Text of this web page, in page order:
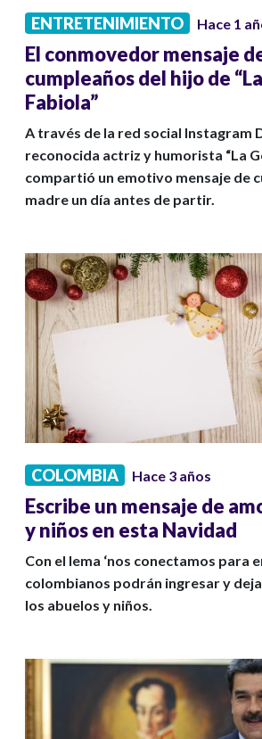
ENTRETENIMIENTO Hace 1
El conmovedor mensaje
cumpleaños del hijo de
Fabiola”
A través de la red social Instagram
reconocida actriz y humorista “La
compartió un emotivo mensaje de
madre un día antes de partir.
COLOMBIA Hace 3 años
Escribe un mensaje de
y niños en esta Navidad
Con el lema ‘nos conectamos para
colombianos podrán ingresar y
los abuelos y niños.